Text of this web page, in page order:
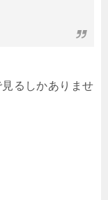
るしかありませ